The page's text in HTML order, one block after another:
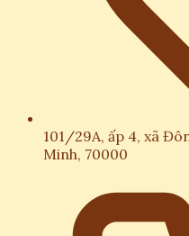
101/29A, ấp 4, xã
Minh, 70000